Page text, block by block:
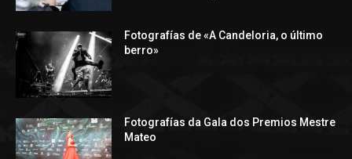
Fotografías de «A Candeloria, o último
berro»
Fotografías da Gala dos Premios Mestre
Mateo